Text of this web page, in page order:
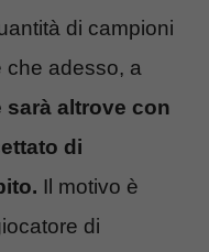
di campioni
che adesso, a
sarà altrove con
di
Il motivo è
di